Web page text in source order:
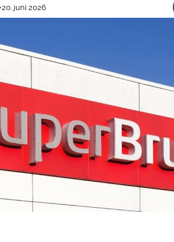
•20. juni 2026